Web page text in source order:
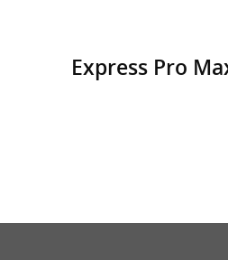
Express Pro